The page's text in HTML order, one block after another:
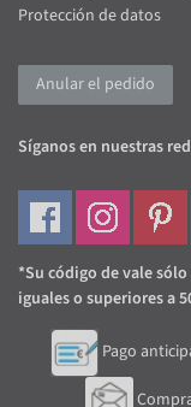
Protección de datos
Anular el pedido
Síganos en nuestras
*Su código de vale
iguales o superiores a
Pago